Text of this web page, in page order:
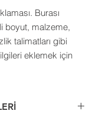
Burası
boyut, malzeme,
talimatları gibi
eklemek için